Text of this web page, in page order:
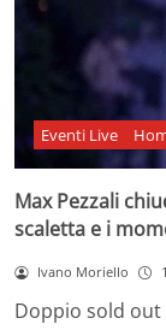
Eventi Live
Max Pezzali
scaletta e i
Ivano Moriello
Doppio sold out